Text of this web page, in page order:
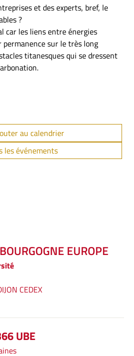
et des experts, bref, le
?
car les liens entre énergies
sur le très long
titanesques qui se dressent
au calendrier
les événements
EUROPE
CEDEX
UBE